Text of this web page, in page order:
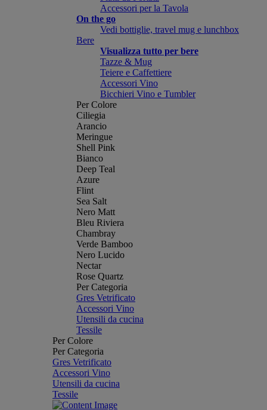
Accessori per la Tavola
On the go
Vedi bottiglie, travel mug e lunchbox
Bere
Visualizza tutto per bere
Tazze & Mug
Teiere e Caffettiere
Accessori Vino
Bicchieri Vino e Tumbler
Per Colore
Ciliegia
Arancio
Meringue
Shell Pink
Bianco
Deep Teal
Azure
Flint
Sea Salt
Nero Matt
Bleu Riviera
Chambray
Verde Bamboo
Nero Lucido
Nectar
Rose Quartz
Per Categoria
Gres Vetrificato
Accessori Vino
Utensili da cucina
Tessile
Per Colore
Per Categoria
Gres Vetrificato
Accessori Vino
Utensili da cucina
Tessile